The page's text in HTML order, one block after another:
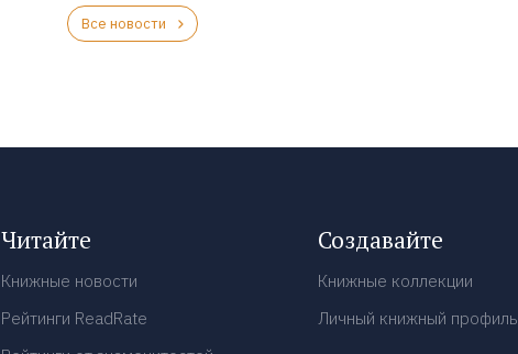
Все новости
Читайте
Книжные новости
Рейтинги ReadRate
Создавайте
Книжные коллекции
Личный книжный профиль